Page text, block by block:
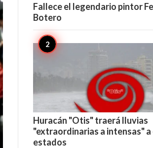
Fallece el legendario pintor
Botero
Huracán "Otis" traerá lluvias
"extraordinarias a intensas"
estados